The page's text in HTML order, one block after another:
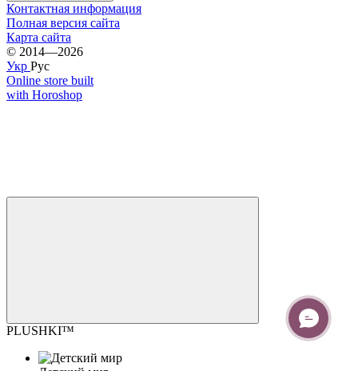
Контактная информация
Полная версия сайта
Карта сайта
© 2014—2026
Укр Рус
Online store built
with Horoshop
PLUSHKI™